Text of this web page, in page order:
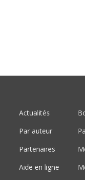
Actualités
Par auteur
Partenaires
Aide en ligne